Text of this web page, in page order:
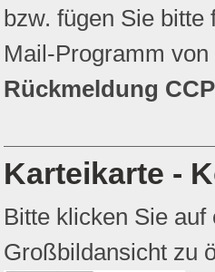
bzw. fügen Sie
Mail-Programm
Rückmeldung
Karteikarte -
Bitte klicken Sie
Großbildansicht zu